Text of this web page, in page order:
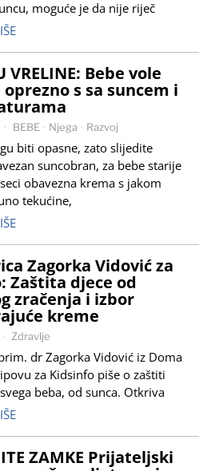
moguće je da nije riječ
VRELINE: Bebe vole
s sa suncem i
BEBE · Njega · Razvoj
biti opasne, zato slijedite
suncobran, za bebe starije
obavezna krema s jakom
tekućine,
Zagorka Vidović za
Zaštita djece od
zračenja i izbor
kreme
Zdravlje
dr Zagorka Vidović iz Doma
za Kidsinfo piše o zaštiti
beba, od sunca. Otkriva
ZAMKE Prijateljski